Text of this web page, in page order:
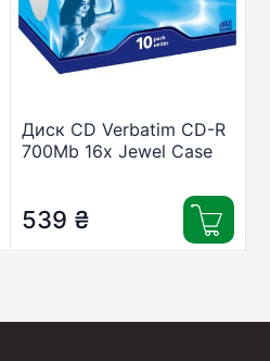
Диск CD Verbatim CD-R
700Mb 16x Jewel Case
539 ₴